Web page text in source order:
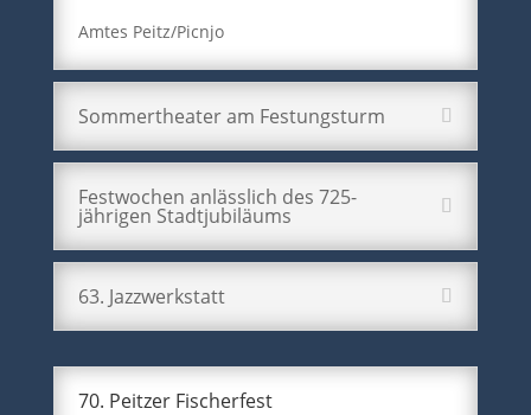
Amtes Peitz/Picnjo
Sommertheater am Festungsturm
Festwochen anlässlich des 725-
jährigen Stadtjubiläums
63. Jazzwerkstatt
70. Peitzer Fischerfest